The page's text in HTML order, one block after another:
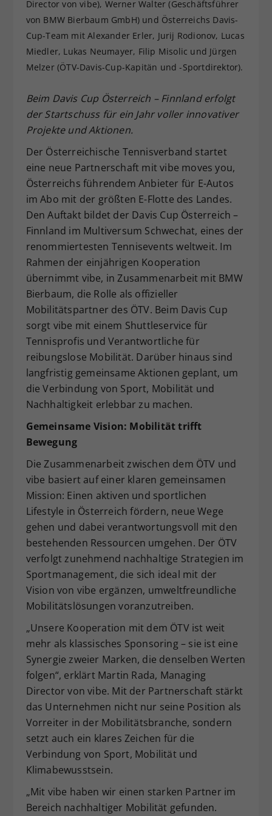
Director von vibe), Werner Walter (Geschäftsführer
von BMW Bierbaum GmbH) und Österreichs Davis-
Cup-Team mit Alexander Erler, Jurij Rodionov, Lucas
Miedler, Lukas Neumayer, Filip Misolic und Jürgen
Melzer (ÖTV-Davis-Cup-Kapitän und -Sportdirektor).
Beim Davis Cup Österreich – Finnland erfolgt
der Startschuss für ein Jahr voller innovativer
Projekte und Aktionen.
Der Österreichische Tennisverband startet
eine neue Partnerschaft mit vibe moves you,
Österreichs führendem Anbieter für E-Autos
im Abo mit der größten E-Flotte des Landes.
Den Auftakt bildet der Davis Cup Österreich –
Finnland im Multiversum Schwechat, eines der
renommiertesten Tennisevents weltweit. Im
Rahmen der einjährigen Kooperation
übernimmt vibe, in Zusammenarbeit mit BMW
Bierbaum, die Rolle als offizieller
Mobilitätspartner des ÖTV. Beim Davis Cup
sorgt vibe mit einem Shuttleservice für
Tennisprofis und Verantwortliche für
reibungslose Mobilität. Darüber hinaus sind
langfristig gemeinsame Aktionen geplant, um
die Verbindung von Sport, Mobilität und
Nachhaltigkeit erlebbar zu machen.
Gemeinsame Vision: Mobilität trifft
Bewegung
Die Zusammenarbeit zwischen dem ÖTV und
vibe basiert auf einer klaren gemeinsamen
Mission: Einen aktiven und sportlichen
Lifestyle in Österreich fördern, neue Wege
gehen und dabei verantwortungsvoll mit den
bestehenden Ressourcen umgehen. Der ÖTV
verfolgt zunehmend nachhaltige Strategien im
Sportmanagement, die sich ideal mit der
Vision von vibe ergänzen, umweltfreundliche
Mobilitätslösungen voranzutreiben.
„Unsere Kooperation mit dem ÖTV ist weit
mehr als klassisches Sponsoring – sie ist eine
Synergie zweier Marken, die denselben Werten
folgen“, erklärt Martin Rada, Managing
Director von vibe. Mit der Partnerschaft stärkt
das Unternehmen nicht nur seine Position als
Vorreiter in der Mobilitätsbranche, sondern
setzt auch ein klares Zeichen für die
Verbindung von Sport, Mobilität und
Klimabewusstsein.
„Mit vibe haben wir einen starken Partner im
Bereich nachhaltiger Mobilität gefunden.
Zweck
Dieser Wert speichert Ihre Consent-
Einstellungen. Unter anderem eine
zufällig generierte ID, für die
historische Speicherung Ihrer
vorgenommen Einstellungen, falls der
hat.